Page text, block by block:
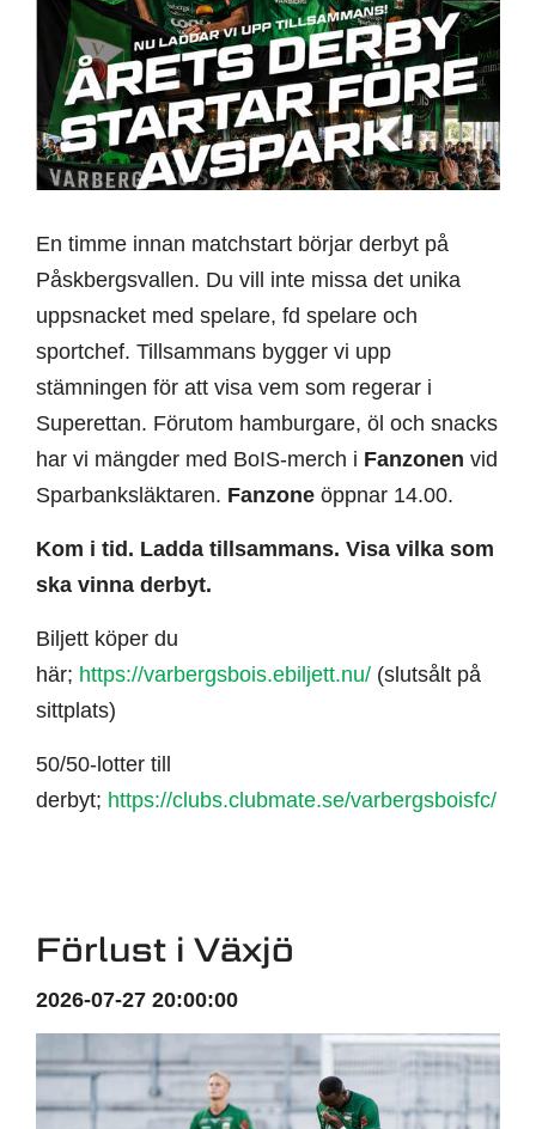
En timme innan matchstart börjar derbyt på
Påskbergsvallen. Du vill inte missa det unika
uppsnacket med spelare, fd spelare och
sportchef. Tillsammans bygger vi upp
stämningen för att visa vem som regerar i
Superettan. Förutom hamburgare, öl och snacks
har vi mängder med BoIS-merch i Fanzonen vid
Sparbanksläktaren. Fanzone öppnar 14.00.
Kom i tid. Ladda tillsammans. Visa vilka som
ska vinna derbyt.
Biljett köper du
här; https://varbergsbois.ebiljett.nu/ (slutsålt på
sittplats)
50/50-lotter till
derbyt; https://clubs.clubmate.se/varbergsboisfc/
Förlust i Växjö
2026-07-27 20:00:00